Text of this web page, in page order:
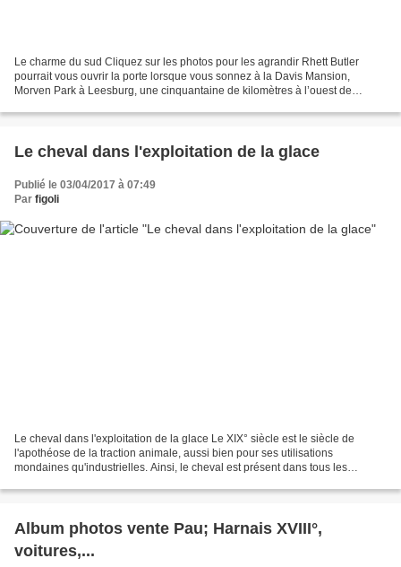
Le charme du sud Cliquez sur les photos pour les agrandir Rhett Butler
pourrait vous ouvrir la porte lorsque vous sonnez à la Davis Mansion,
Morven Park à Leesburg, une cinquantaine de kilomètres à l’ouest de
Le cheval dans l'exploitation de la glace
Publié le 03/04/2017 à 07:49
Par figoli
Le cheval dans l'exploitation de la glace Le XIX° siècle est le siècle de
l'apothéose de la traction animale, aussi bien pour ses utilisations
mondaines qu'industrielles. Ainsi, le cheval est présent dans tous les
Album photos vente Pau; Harnais XVIII°,
voitures,...